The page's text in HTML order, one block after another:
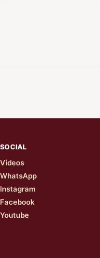
SOCIAL
Vídeos
WhatsApp
Instagram
Facebook
Youtube